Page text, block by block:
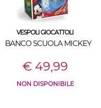
VESPOLI GIOCATTOLI
BANCO SCUOLA MICKEY
€ 49,99
NON DISPONIBILE